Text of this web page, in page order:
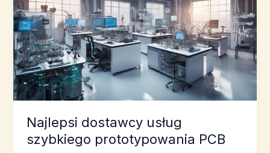
na
małą
skalę
Najlepsi dostawcy usług
szybkiego prototypowania PCB